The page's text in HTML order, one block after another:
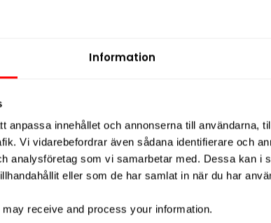
Information
anpassa innehållet och annonserna till användarna,
Vi vidarebefordrar även sådana identifierare och
analysföretag som vi samarbetar med. Dessa kan i
eller som de har samlat in när du har
may receive and process your information.